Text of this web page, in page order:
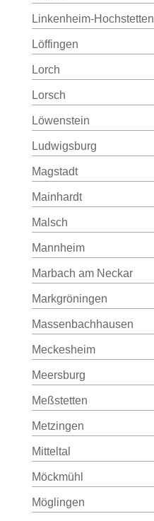
Linkenheim-Hochstetten
Löffingen
Lorch
Lorsch
Löwenstein
Ludwigsburg
Magstadt
Mainhardt
Malsch
Mannheim
Marbach am Neckar
Markgröningen
Massenbachhausen
Meckesheim
Meersburg
Meßstetten
Metzingen
Mitteltal
Möckmühl
Möglingen